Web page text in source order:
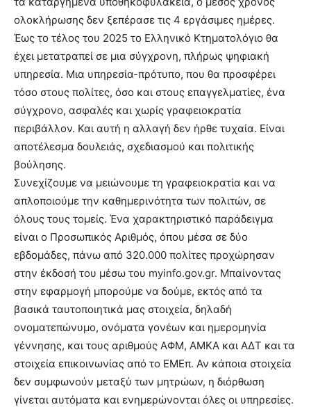
ολοκλήρωσης δεν ξεπέρασε τις 4 εργάσιμες ημέρες.
Έως το τέλος του 2025 το Ελληνικό Κτηματολόγιο θα
έχει μετατραπεί σε μια σύγχρονη, πλήρως ψηφιακή
υπηρεσία. Μια υπηρεσία-πρότυπο, που θα προσφέρει
τόσο στους πολίτες, όσο και στους επαγγελματίες, ένα
σύγχρονο, ασφαλές και χωρίς γραφειοκρατία
περιβάλλον. Και αυτή η αλλαγή δεν ήρθε τυχαία. Είναι
αποτέλεσμα δουλειάς, σχεδιασμού και πολιτικής
βούλησης.
Συνεχίζουμε να μειώνουμε τη γραφειοκρατία και να
απλοποιούμε την καθημερινότητα των πολιτών, σε
όλους τους τομείς. Ένα χαρακτηριστικό παράδειγμα
είναι ο Προσωπικός Αριθμός, όπου μέσα σε δύο
εβδομάδες, πάνω από 320.000 πολίτες προχώρησαν
στην έκδοσή του μέσω του myinfo.gov.gr. Μπαίνοντας
στην εφαρμογή μπορούμε να δούμε, εκτός από τα
βασικά ταυτοποιητικά μας στοιχεία, δηλαδή
ονοματεπώνυμο, ονόματα γονέων και ημερομηνία
γέννησης, και τους αριθμούς ΑΦΜ, ΑΜΚΑ και ΑΔΤ και τα
στοιχεία επικοινωνίας από το ΕΜΕπ. Αν κάποια στοιχεία
δεν συμφωνούν μεταξύ των μητρώων, η διόρθωση
γίνεται αυτόματα και ενημερώνονται όλες οι υπηρεσίες.